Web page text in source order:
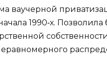
ваучерной
1990‑х. Позволила